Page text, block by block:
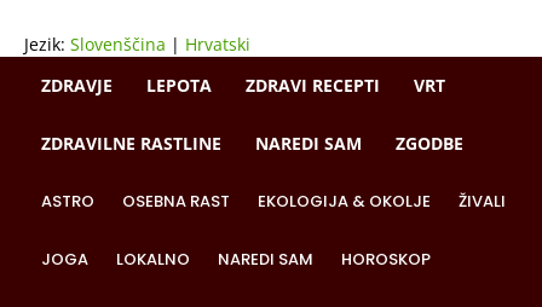
Jezik: Slovenščina | Hrvatski
ZDRAVJE
LEPOTA ZDRAVI RECEPTI VRT
ZDRAVILNE RASTLINE NAREDI SAM ZGODBE
ASTRO OSEBNA RAST EKOLOGIJA & OKOLJE ŽIVALI
JOGA LOKALNO NAREDI SAM HOROSKOP